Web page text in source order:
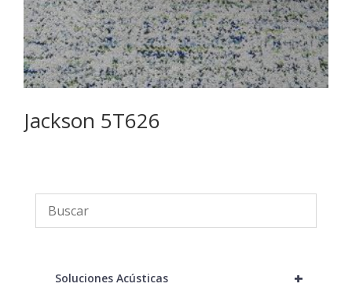
Jackson 5T626
+
Soluciones Acústicas